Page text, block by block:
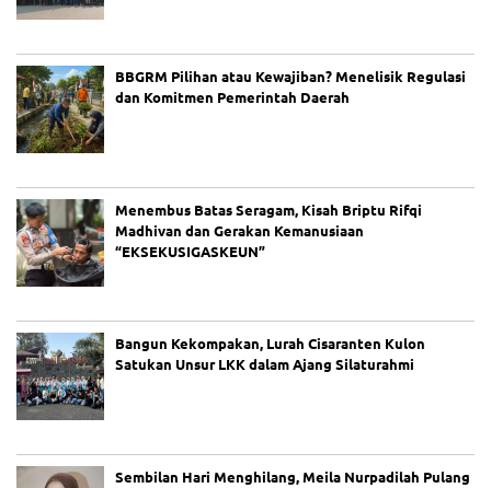
BBGRM Pilihan atau Kewajiban? Menelisik Regulasi
dan Komitmen Pemerintah Daerah
Menembus Batas Seragam, Kisah Briptu Rifqi
Madhivan dan Gerakan Kemanusiaan
“EKSEKUSIGASKEUN”
Bangun Kekompakan, Lurah Cisaranten Kulon
Satukan Unsur LKK dalam Ajang Silaturahmi
Sembilan Hari Menghilang, Meila Nurpadilah Pulang